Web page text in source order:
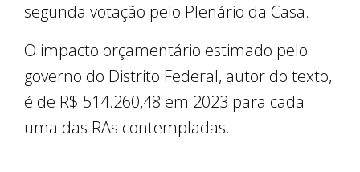
segunda votação pelo Plenário da Casa.
O impacto orçamentário estimado pelo
governo do Distrito Federal, autor do texto,
é de R$ 514.260,48 em 2023 para cada
uma das RAs contempladas.